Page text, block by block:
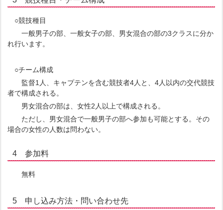
○競技種目
一般男子の部、一般女子の部、男女混合の部の3クラスに分か
れ行います。
○チーム構成
監督1人、キャプテンを含む競技者4人と、4人以内の交代競技
者で構成される。
男女混合の部は、女性2人以上で構成される。
ただし、男女混合で一般男子の部へ参加も可能とする。その
場合の女性の人数は問わない。
4 参加料
無料
5 申し込み方法・問い合わせ先